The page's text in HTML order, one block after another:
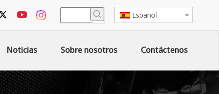
Español
Noticias Sobre nosotros Contáctenos